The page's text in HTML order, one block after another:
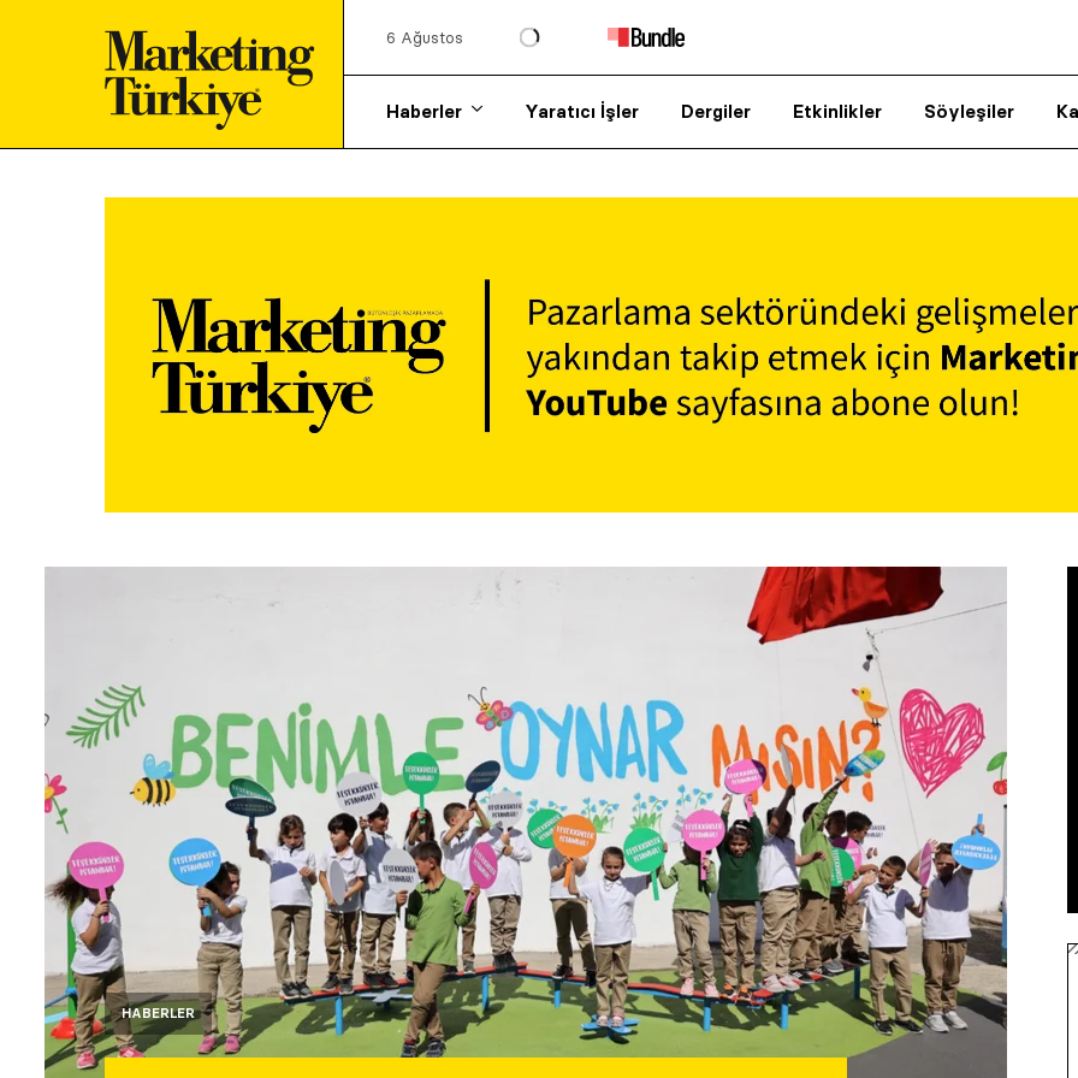
6 Ağustos
Haberler Yaratıcı İşler Dergiler Etkinlikler Söyleşiler
HABERLER